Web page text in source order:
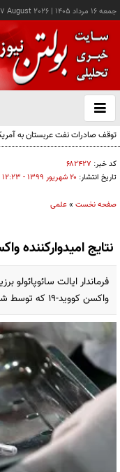
جمعه ۱۶ مرداد ۱۴۰۵ |
August 2026
باز
و
توقف صادرات نفت عربستان به
کد خبر: ۶۸۲۴۲۷
تاریخ انتشار: ۲۰ شهريور ۱۳۹۹ - ۱۲:۲۳
صفحه نخست »علمی
نتایج امیدوارکننده
واکسن کووید-۱۹ که توسط شرکت داروسازی چینی ...